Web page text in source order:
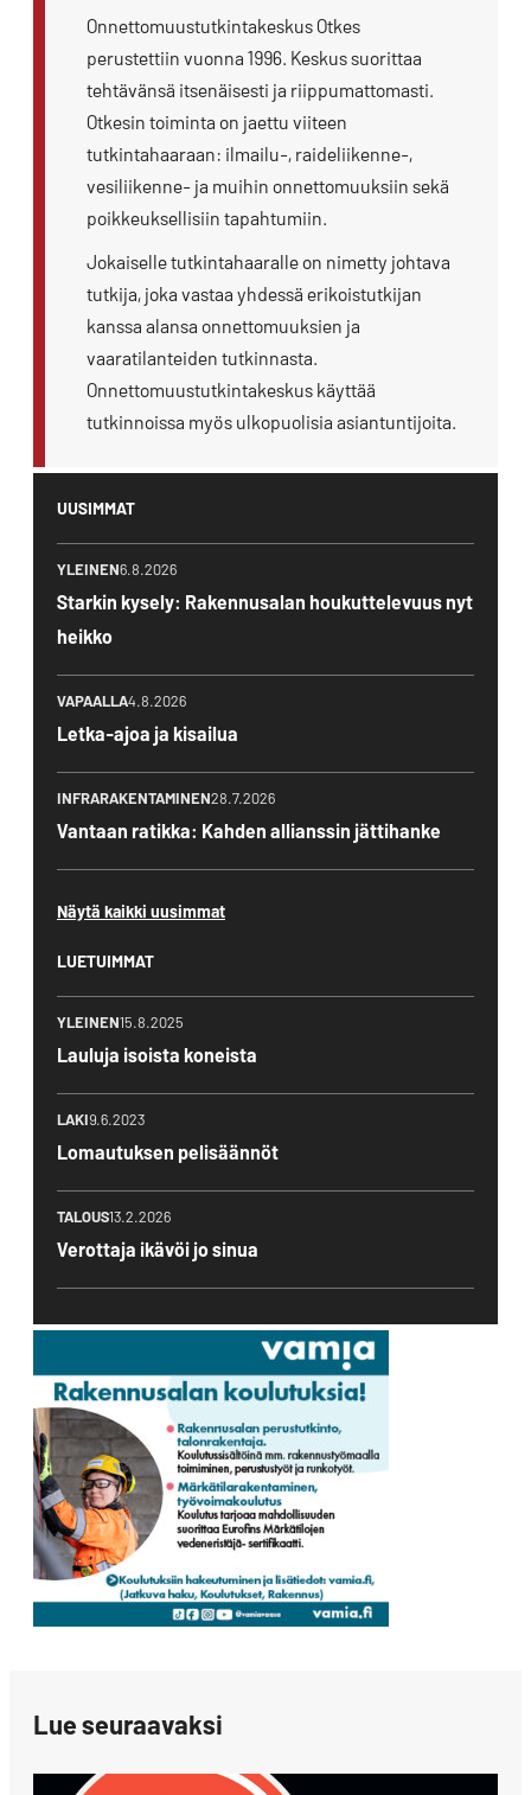
Onnettomuustutkintakeskus Otkes
perustettiin vuonna 1996. Keskus suorittaa
tehtävänsä itsenäisesti ja riippumattomasti.
Otkesin toiminta on jaettu viiteen
tutkintahaaraan: ilmailu-, raideliikenne-,
vesiliikenne- ja muihin onnettomuuksiin sekä
poikkeuksellisiin tapahtumiin.
Jokaiselle tutkintahaaralle on nimetty johtava
tutkija, joka vastaa yhdessä erikoistutkijan
kanssa alansa onnettomuuksien ja
vaaratilanteiden tutkinnasta.
Onnettomuustutkintakeskus käyttää
tutkinnoissa myös ulkopuolisia asiantuntijoita.
UUSIMMAT
YLEINEN6.8.2026
Starkin kysely: Rakennusalan houkuttelevuus nyt
heikko
VAPAALLA4.8.2026
Letka-ajoa ja kisailua
INFRARAKENTAMINEN28.7.2026
Vantaan ratikka: Kahden allianssin jättihanke
Näytä kaikki uusimmat
LUETUIMMAT
YLEINEN15.8.2025
Lauluja isoista koneista
LAKI9.6.2023
Lomautuksen pelisäännöt
TALOUS13.2.2026
Verottaja ikävöi jo sinua
Lue seuraavaksi